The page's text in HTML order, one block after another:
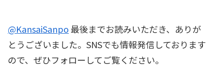
@KansaiSanpo最後までお読みいただき、ありが
とうございました。SNSでも情報発信しております
ので、ぜひフォローしてご覧ください。